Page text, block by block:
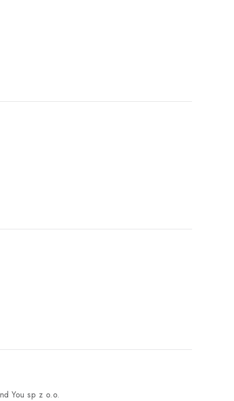
You sp z o.o.